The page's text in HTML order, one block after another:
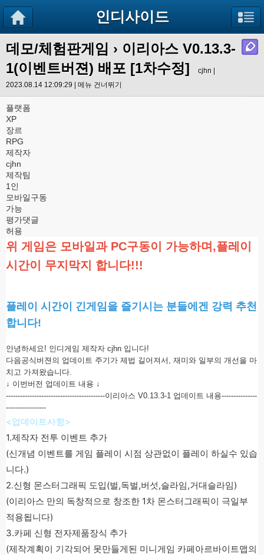
인디사이드
데모/체험판게임 › 이리아스 V0.13.3-
1(이벤트버젼) 배포 [1차수정]
cjhn |
2023.08.14 12:09:29 | 메뉴 건너뛰기
플랫폼
XP
장르
RPG
제작자
cjhn
제작팀
1인
모바일구동
가능
평가댓글
허용
위 게임은 모바일과 PC구동이 가능하며,플레이
시간이 무지막지 합니다!!!
플레이 시간이 긴게임을 즐기시는 분들에겐 강력 추천
합니다!
안녕하세요! 인디게임 제작자 cjhn 입니다!
다음공식버젼의 업데이트 주기가 제법 길어져서, 재미와 일부의 개선을 마
치고 가져왔습니다.
↓ 이번버전 업데이트 내용 ↓
------------------------------------------이리아스 V0.13.3-1 업데이트 내용---------------
-----------------
<업데이트사항>
1.제작자 전투 이벤트 추가
(신개념 이벤트를 게임 플레이 시점 상관없이 플레이 하실수 있습
니다.)
2.신형 몬스터그래픽 도입(벌,독벌,버섯,슬라임,거대슬라임)
(이리아스 만의 독창적으로 창조한 1차 몬스터그래픽이 극일부
적용됩니다)
3.카페 신형 전자제품장식 추가
(제작계획이 기각되어 못만들게된 미니게임 카페아르바이트맵의